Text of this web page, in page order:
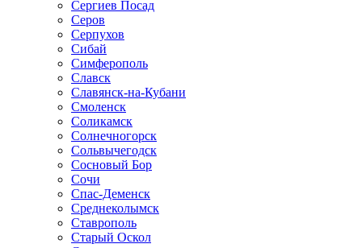
Сергиев Посад
Серов
Серпухов
Сибай
Симферополь
Славск
Славянск-на-Кубани
Смоленск
Соликамск
Солнечногорск
Сольвычегодск
Сосновый Бор
Сочи
Спас-Деменск
Среднеколымск
Ставрополь
Старый Оскол